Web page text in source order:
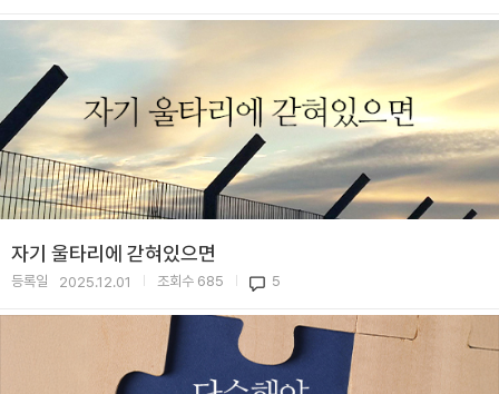
자기 울타리에 갇혀있으면
등록일 2025.12.01 조회수 685 5